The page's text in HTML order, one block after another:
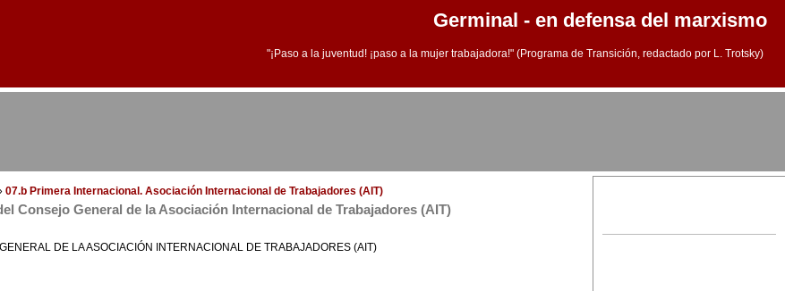
Germinal - en defensa del marxismo
"¡Paso a la juventud! ¡paso a la mujer trabajadora!" (Programa de Transición, redactado por L. Trotsky)
07.b Primera Internacional. Asociación Internacional de Trabajadores (AIT)
Consejo General de la Asociación Internacional de Trabajadores (AIT)
DE LA ASOCIACIÓN INTERNACIONAL DE TRABAJADORES (AIT)